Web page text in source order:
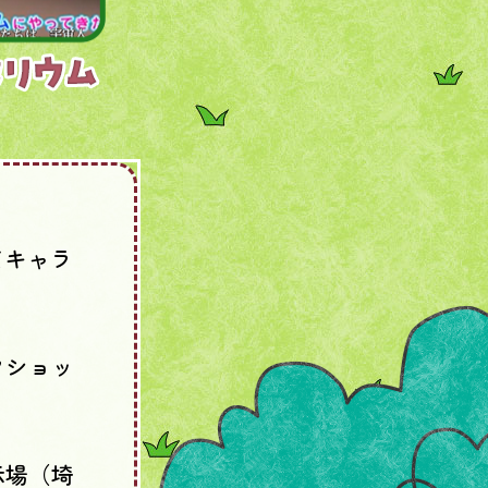
ャラ
ョッ
（埼